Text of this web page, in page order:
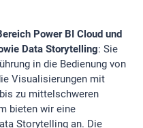
Power BI Cloud und
Data Storytelling: Sie
in die Bedienung von
Visualisierungen mit
zu mittelschweren
bieten wir eine
Storytelling an. Die